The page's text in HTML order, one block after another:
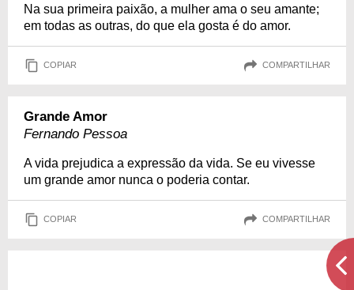
Na sua primeira paixão, a mulher ama o seu amante;
em todas as outras, do que ela gosta é do amor.
COPIAR COMPARTILHAR
Grande Amor
Fernando Pessoa
A vida prejudica a expressão da vida. Se eu vivesse
um grande amor nunca o poderia contar.
COPIAR COMPARTILHAR